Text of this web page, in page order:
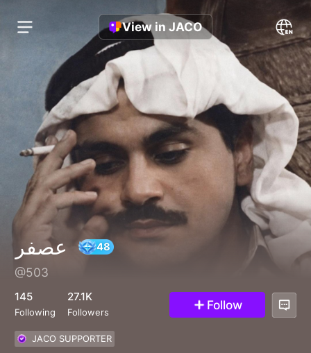
View in JACO
عصفر
@503
145
Following
27.1K
Followers Follow
JACO SUPPORTER